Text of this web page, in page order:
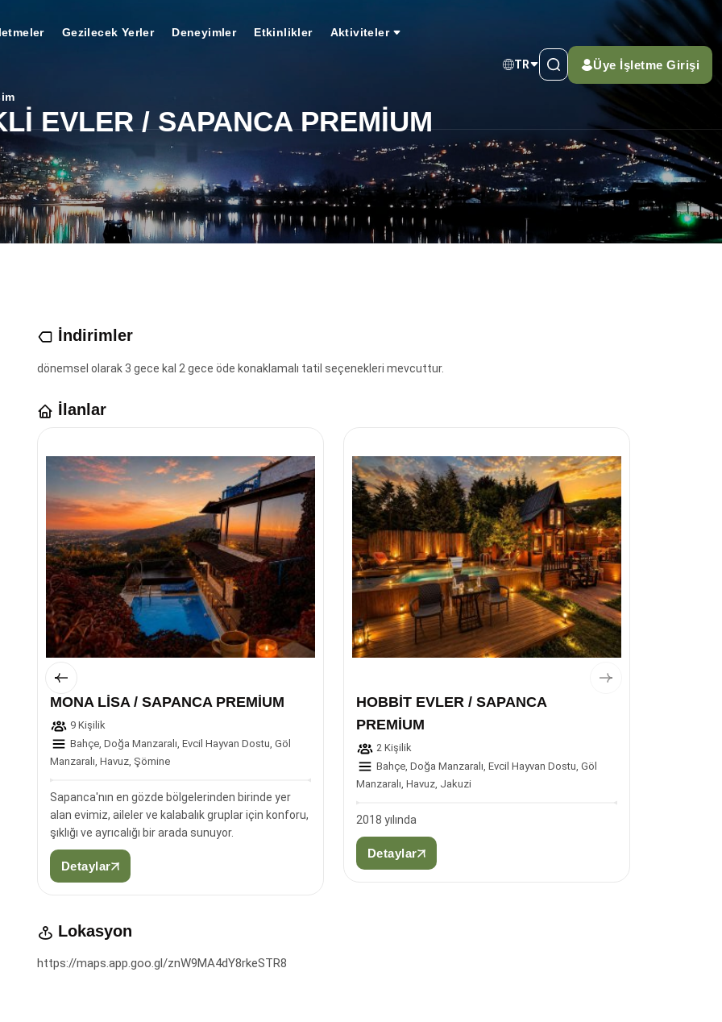
Gezilecek Yerler Deneyimler Etkinlikler Aktiviteler
TR Üye İşletme Girişi
EVLER / SAPANCA PREMİUM
İndirimler
dönemsel olarak 3 gece kal 2 gece öde konaklamalı tatil seçenekleri mevcuttur.
İlanlar
MONA LİSA / SAPANCA PREMİUM
9 Kişilik
Bahçe, Doğa Manzaralı, Evcil Hayvan Dostu, Göl
Manzaralı, Havuz, Şömine
Sapanca'nın en gözde bölgelerinden birinde yer
alan evimiz, aileler ve kalabalık gruplar için konforu,
şıklığı ve ayrıcalığı bir arada sunuyor.
Detaylar
HOBBİT EVLER / SAPANCA
PREMİUM
2 Kişilik
Bahçe, Doğa Manzaralı, Evcil Hayvan Dostu, Göl
Manzaralı, Havuz, Jakuzi
2018 yılında
Detaylar
Lokasyon
https://maps.app.goo.gl/znW9MA4dY8rkeSTR8